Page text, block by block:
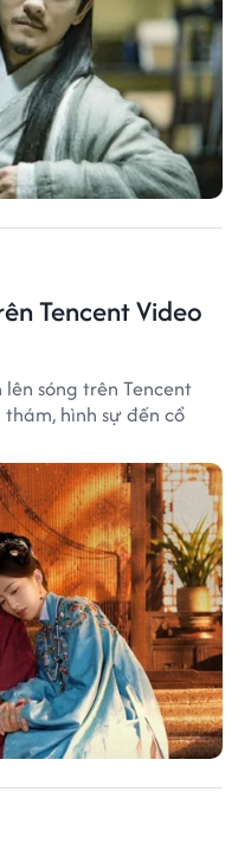
Tencent Video
sóng trên Tencent
hình sự đến cổ